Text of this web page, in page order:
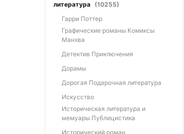
литература (10255)
Гарри Поттер
Графические романы Комиксы
Манхва
Детектив Приключения
Дорамы
Дорогая Подарочная литература
Искусство
Историческая литература и
мемуары Публицистика
Исторический роман